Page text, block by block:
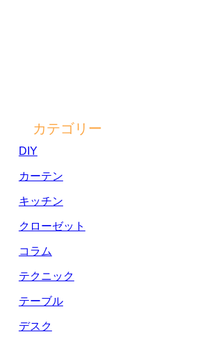
カテゴリー
DIY
カーテン
キッチン
クローゼット
コラム
テクニック
テーブル
デスク